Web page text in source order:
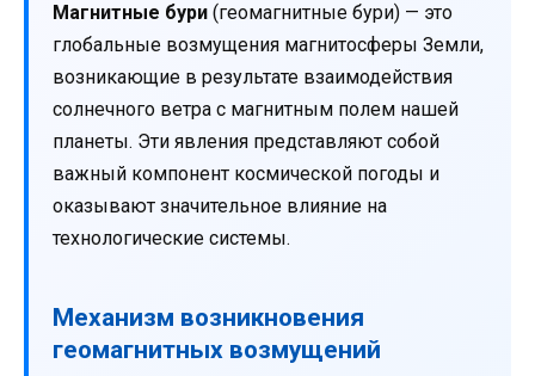
Магнитные бури (геомагнитные бури) — это
глобальные возмущения магнитосферы Земли,
возникающие в результате взаимодействия
солнечного ветра с магнитным полем нашей
планеты. Эти явления представляют собой
важный компонент космической погоды и
оказывают значительное влияние на
технологические системы.
Механизм возникновения
геомагнитных возмущений